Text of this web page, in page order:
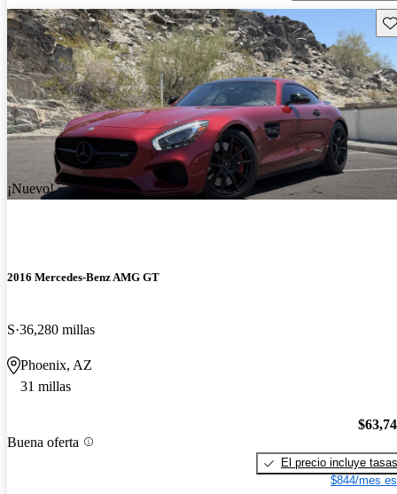
¡Nuevo!
2016 Mercedes-Benz AMG GT
S 36,280 millas
Phoenix, AZ
31 millas
Buena oferta
El precio incluye tasas
$844/mes